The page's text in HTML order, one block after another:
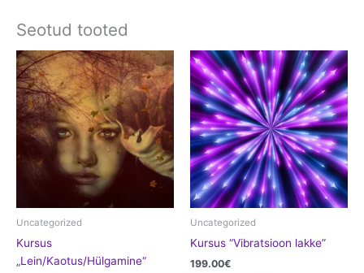
Seotud tooted
Uncategorized
Kursus
„Lein/Kaotus/Hülgamine“
Uncategorized
Kursus “Vibratsioon lakke”
199.00€